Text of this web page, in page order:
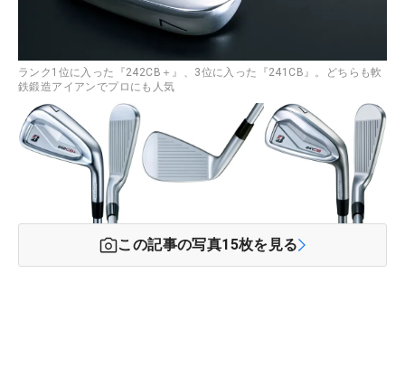
ランク1位に入った『242CB＋』、3位に入った『241CB』。どちらも軟
鉄鍛造アイアンでプロにも人気
この記事の写真15枚を見る